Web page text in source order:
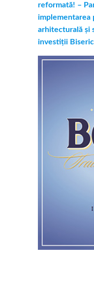
reformată! –
implementarea
arhitecturală și
investiții